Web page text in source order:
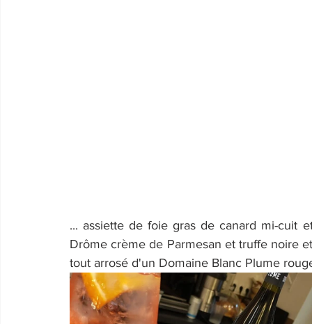
... assiette de foie gras de canard mi-cuit
Drôme crème de Parmesan et truffe noire
tout arrosé d'un Domaine Blanc Plume